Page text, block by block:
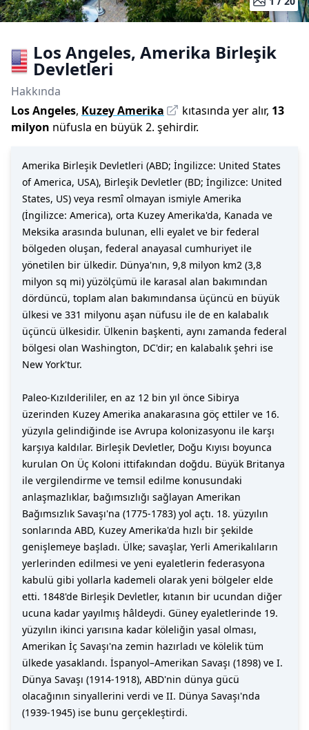
Los Angeles, Amerika Birleşik
Devletleri
Hakkında
Los Angeles, Kuzey Amerika kıtasında yer alır, 13
milyon nüfusla en büyük 2. şehirdir.
Amerika Birleşik Devletleri (ABD; İngilizce: United States
of America, USA), Birleşik Devletler (BD; İngilizce: United
States, US) veya resmî olmayan ismiyle Amerika
(İngilizce: America), orta Kuzey Amerika'da, Kanada ve
Meksika arasında bulunan, elli eyalet ve bir federal
bölgeden oluşan, federal anayasal cumhuriyet ile
yönetilen bir ülkedir. Dünya'nın, 9,8 milyon km2 (3,8
milyon sq mi) yüzölçümü ile karasal alan bakımından
dördüncü, toplam alan bakımındansa üçüncü en büyük
ülkesi ve 331 milyonu aşan nüfusu ile de en kalabalık
üçüncü ülkesidir. Ülkenin başkenti, aynı zamanda federal
bölgesi olan Washington, DC'dir; en kalabalık şehri ise
New York'tur.
Paleo-Kızılderililer, en az 12 bin yıl önce Sibirya
üzerinden Kuzey Amerika anakarasına göç ettiler ve 16.
yüzyıla gelindiğinde ise Avrupa kolonizasyonu ile karşı
karşıya kaldılar. Birleşik Devletler, Doğu Kıyısı boyunca
kurulan On Üç Koloni ittifakından doğdu. Büyük Britanya
ile vergilendirme ve temsil edilme konusundaki
anlaşmazlıklar, bağımsızlığı sağlayan Amerikan
Bağımsızlık Savaşı'na (1775-1783) yol açtı. 18. yüzyılın
sonlarında ABD, Kuzey Amerika'da hızlı bir şekilde
genişlemeye başladı. Ülke; savaşlar, Yerli Amerikalıların
yerlerinden edilmesi ve yeni eyaletlerin federasyona
kabulü gibi yollarla kademeli olarak yeni bölgeler elde
etti. 1848'de Birleşik Devletler, kıtanın bir ucundan diğer
ucuna kadar yayılmış hâldeydi. Güney eyaletlerinde 19.
yüzyılın ikinci yarısına kadar köleliğin yasal olması,
Amerikan İç Savaşı'na zemin hazırladı ve kölelik tüm
ülkede yasaklandı. İspanyol–Amerikan Savaşı (1898) ve I.
Dünya Savaşı (1914-1918), ABD'nin dünya gücü
olacağının sinyallerini verdi ve II. Dünya Savaşı'nda
(1939-1945) ise bunu gerçekleştirdi.